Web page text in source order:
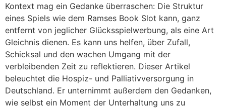
Kontext mag ein Gedanke überraschen: Die Struktur
eines Spiels wie dem Ramses Book Slot kann, ganz
entfernt von jeglicher Glücksspielwerbung, als eine Art
Gleichnis dienen. Es kann uns helfen, über Zufall,
Schicksal und den wachen Umgang mit der
verbleibenden Zeit zu reflektieren. Dieser Artikel
beleuchtet die Hospiz- und Palliativversorgung in
Deutschland. Er unternimmt außerdem den Gedanken,
wie selbst ein Moment der Unterhaltung uns zu